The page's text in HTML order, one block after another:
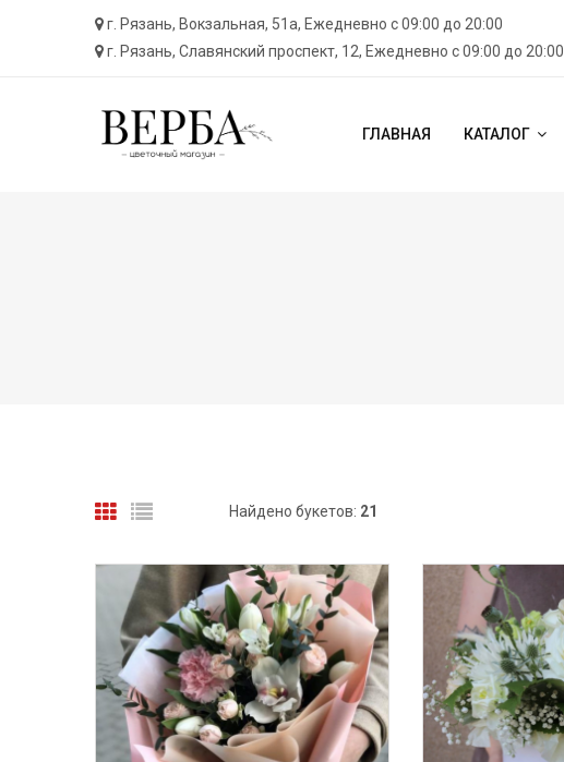
г. Рязань, ​Вокзальная, 51а, Ежедневно с 09:00 до 20:00
г. Рязань, Cлавянский проспект, 12, Ежедневно с 09:00 до 20:00
ГЛАВНАЯ КАТАЛОГ
Найдено букетов: 21